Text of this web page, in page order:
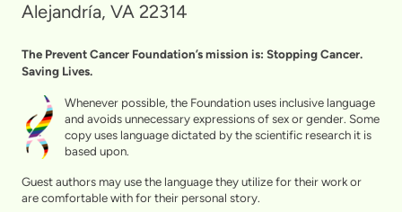
Alejandría, VA 22314
The Prevent Cancer Foundation’s mission is: Stopping Cancer.
Saving Lives.
Whenever possible, the Foundation uses inclusive language
and avoids unnecessary expressions of sex or gender. Some
copy uses language dictated by the scientific research it is
based upon.
Guest authors may use the language they utilize for their work or
are comfortable with for their personal story.